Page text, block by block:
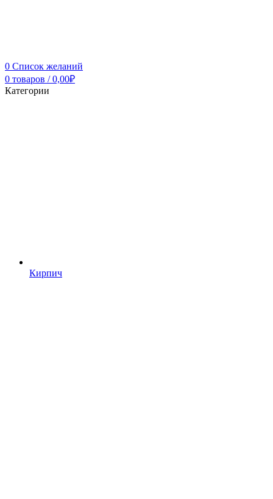
0 Список желаний
0 товаров / 0,00₽
Категории
Кирпич